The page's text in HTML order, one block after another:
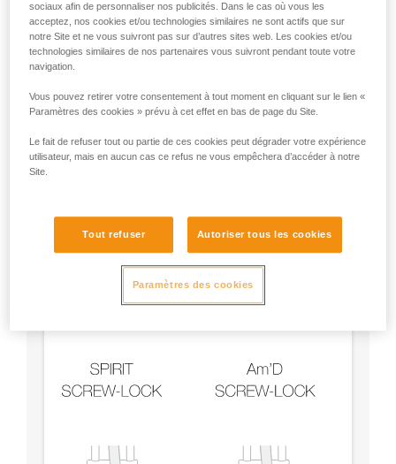
préférence.
sociaux afin de personnaliser nos publicités. Dans le cas où vous les
acceptez, nos cookies et/ou technologies similaires ne sont actifs que sur
notre Site et ne vous suivront pas sur d’autres sites web. Les cookies et/ou
technologies similaires de nos partenaires vous suivront pendant toute votre
navigation.
Vous pouvez retirer votre consentement à tout moment en cliquant sur le lien «
Paramètres des cookies » prévu à cet effet en bas de page du Site.
Le fait de refuser tout ou partie de ces cookies peut dégrader votre expérience
utilisateur, mais en aucun cas ce refus ne vous empêchera d’accéder à notre
Site.
Tout refuser Autoriser tous les cookies
Paramètres des cookies